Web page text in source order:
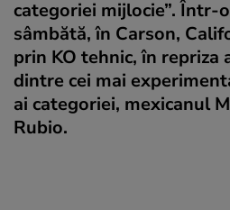
categoriei mijlocie”. Într-
sâmbătă, în Carson,
prin KO tehnic, în repriza
dintre cei mai
ai categoriei, mexicanul
Rubio.